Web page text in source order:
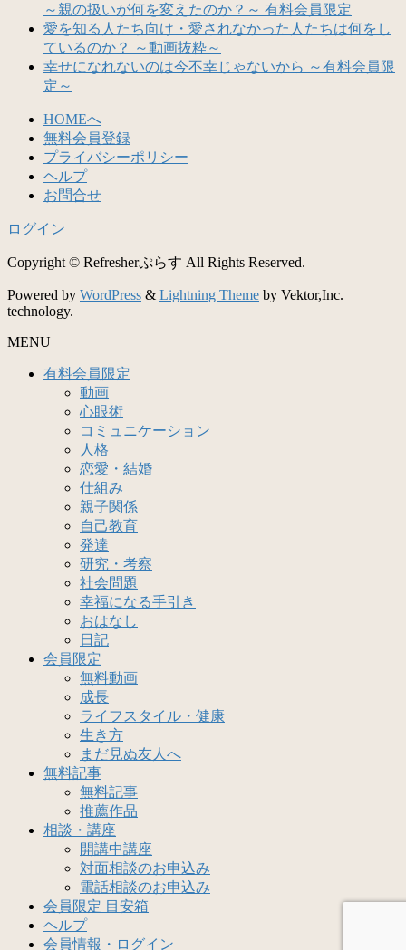
～親の扱いが何を変えたのか？～ 有料会員限定
愛を知る人たち向け・愛されなかった人たちは何をし
ているのか？ ～動画抜粋～
幸せになれないのは今不幸じゃないから ～有料会員限
定～
HOMEへ
無料会員登録
プライバシーポリシー
ヘルプ
お問合せ
ログイン
Copyright © Refresherぷらす All Rights Reserved.
Powered by WordPress & Lightning Theme by Vektor,Inc.
technology.
MENU
有料会員限定
動画
心眼術
コミュニケーション
人格
恋愛・結婚
仕組み
親子関係
自己教育
発達
研究・考察
社会問題
幸福になる手引き
おはなし
日記
会員限定
無料動画
成長
ライフスタイル・健康
生き方
まだ見ぬ友人へ
無料記事
無料記事
推薦作品
相談・講座
開講中講座
対面相談のお申込み
電話相談のお申込み
会員限定 目安箱
ヘルプ
会員情報・ログイン